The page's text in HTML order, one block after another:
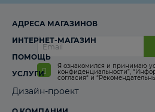
Я ознакомился и принимаю
конфиденциальности”,
согласия“ и
АДРЕСА МАГАЗИНОВ
ИНТЕРНЕТ-МАГАЗИН
ПОМОЩЬ
УСЛУГИ
Дизайн-проект